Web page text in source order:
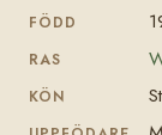
FÖDD
RAS
KÖN